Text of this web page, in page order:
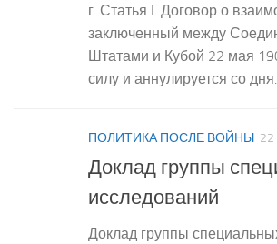
г. Статья I. Договор о
заключенный между
Штатами и Кубой 22 мая
силу и аннулируется со
ПОЛИТИКА ПОСЛЕ ВОЙНЫ
Доклад группы
исследований
Доклад группы